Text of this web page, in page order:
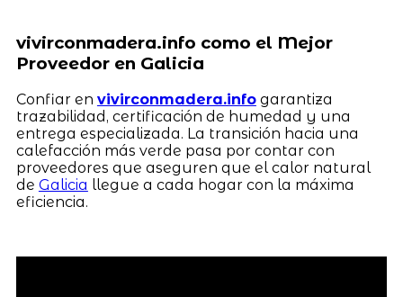
vivirconmadera.info como el Mejor
Proveedor en Galicia
Confiar en vivirconmadera.infogarantiza
trazabilidad, certificación de humedad y una
entrega especializada. La transición hacia una
calefacción más verde pasa por contar con
proveedores que aseguren que el calor natural
de Galicia llegue a cada hogar con la máxima
eficiencia.